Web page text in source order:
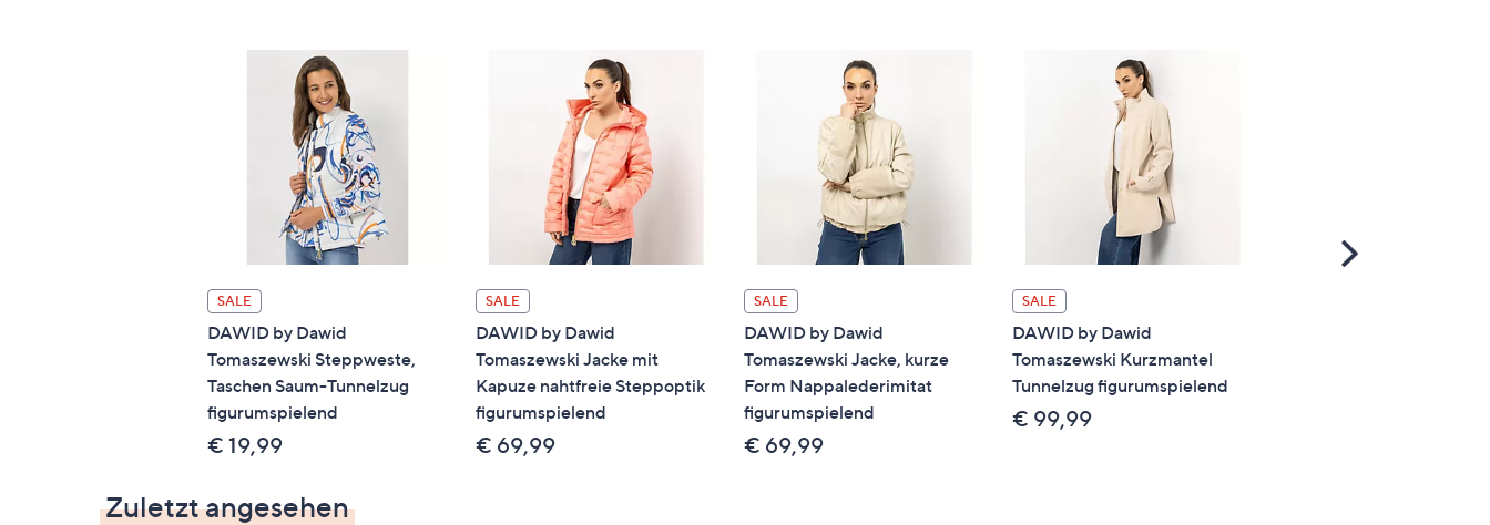
SALE
DAWID by Dawid
Tomaszewski Steppweste,
Taschen Saum-Tunnelzug
figurumspielend
€ 19,99
SALE
DAWID by Dawid
Tomaszewski Jacke mit
Kapuze nahtfreie Steppoptik
figurumspielend
€ 69,99
SALE
DAWID by Dawid
Tomaszewski Jacke, kurze
Form Nappalederimitat
figurumspielend
€ 69,99
SALE
DAWID by Dawid
Tomaszewski Kurzmantel
Tunnelzug figurumspielend
€ 99,99
Scroll
Zuletzt angesehen